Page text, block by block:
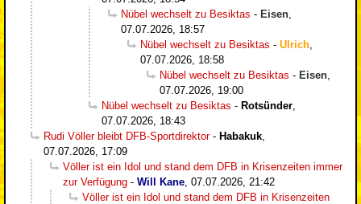
Nübel wechselt zu Besiktas - Eisen
07.07.2026, 18:57
Nübel wechselt zu Besiktas - Ulrich
07.07.2026, 18:58
Nübel wechselt zu Besiktas - Eisen
07.07.2026, 19:00
Nübel wechselt zu Besiktas - Rotsünder
07.07.2026, 18:43
Rudi Völler bleibt DFB-Sportdirektor- Habakuk
07.07.2026, 17:09
Völler ist ein Idol und stand dem DFB in Krisenzeiten immer
zur Verfügung - Will Kane 07.07.2026, 21:42
Völler ist ein Idol und stand dem DFB in Krisenzeiten